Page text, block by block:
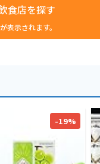
食店を探す
表示されます。
-19%